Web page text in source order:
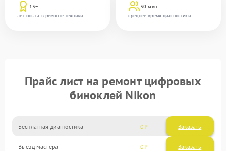
13+
лет опыта в ремонте техники
30 мин
среднее время диагностики
Прайс лист на ремонт цифровых
биноклей Nikon
Бесплатная диагностика 0 Заказать
Выезд мастера 0 Заказать